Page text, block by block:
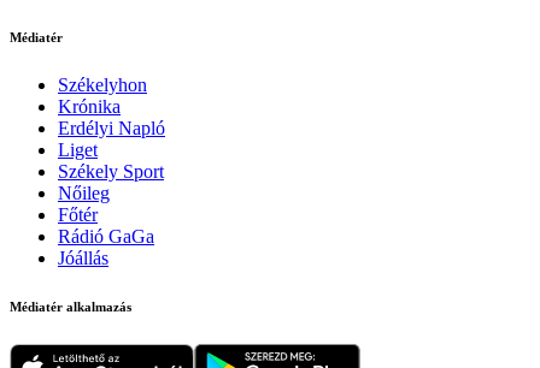
Médiatér
Székelyhon
Krónika
Erdélyi Napló
Liget
Székely Sport
Nőileg
Főtér
Rádió GaGa
Jóállás
Médiatér alkalmazás